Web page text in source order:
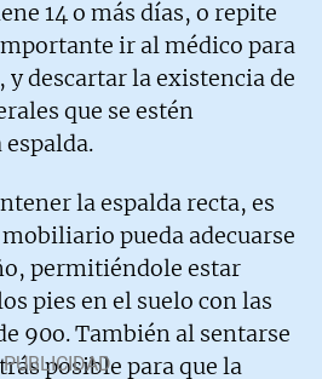
14 o más días, o repite
ir al médico para
descartar la existencia de
que se estén
la espalda recta, es
pueda adecuarse
permitiéndole estar
pies en el suelo con las
90o. También al sentarse
posible para que la